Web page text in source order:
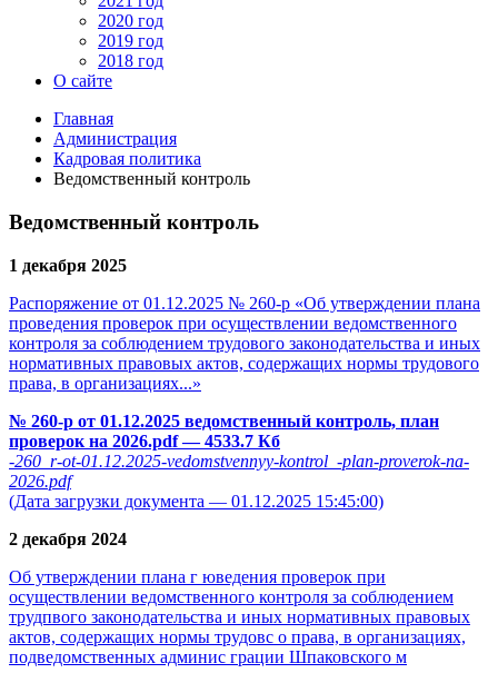
2020 год
2019 год
2018 год
О сайте
Главная
Администрация
Кадровая политика
Ведомственный контроль
Ведомственный контроль
1 декабря 2025
Распоряжение от 01.12.2025 № 260-р «Об утверждении плана
проведения проверок при осуществлении ведомственного
контроля за соблюдением трудового законодательства и иных
нормативных правовых актов, содержащих нормы трудового
права, в организациях...»
№ 260-р от 01.12.2025 ведомственный контроль, план
проверок на 2026.pdf— 4533.7 Кб
-260_r-ot-01.12.2025-vedomstvennyy-kontrol_-plan-proverok-na-
2026.pdf
(Дата загрузки документа — 01.12.2025 15:45:00)
2 декабря 2024
Об утверждении плана г юведения проверок при
осуществлении ведомственного контроля за соблюдением
трудпвого законодательства и иных нормативных правовых
актов, содержащих нормы трудовс о права, в организациях,
подведомственных админис грации Шпаковского м